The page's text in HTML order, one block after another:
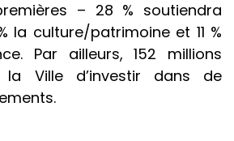
– 28 % soutiendra
la culture/patrimoine et 11 %
Par ailleurs, 152 millions
Ville d’investir dans de